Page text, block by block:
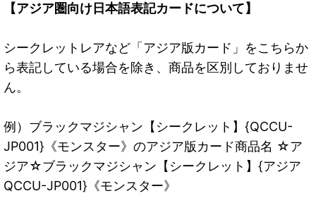
【アジア圏向け日本語表記カードについて】
シークレットレアなど「アジア版カード」をこちらか
ら表記している場合を除き、商品を区別しておりませ
ん。
例）ブラックマジシャン【シークレット】{QCCU-
JP001}《モンスター》のアジア版カード商品名 ☆ア
ジア☆ブラックマジシャン【シークレット】{アジア
QCCU-JP001}《モンスター》